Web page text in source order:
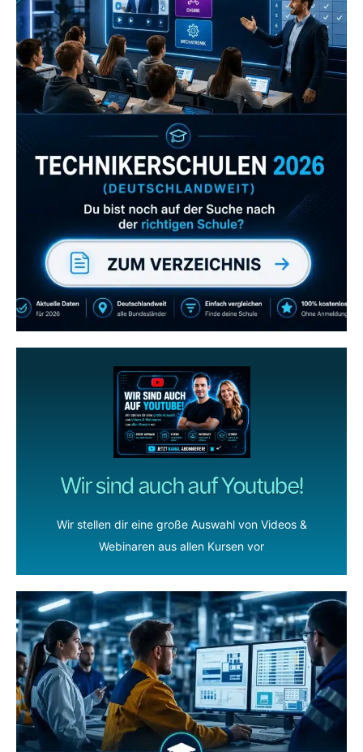
Zum Verzeichnis
Wir sind auch auf Youtube!
Wir stellen dir eine große Auswahl von Videos &
Webinaren aus allen Kursen vor
Abonniere uns auch
gerne
wenn dir unsere Videos gefallen!
ZUM YOUTUBE KANAL